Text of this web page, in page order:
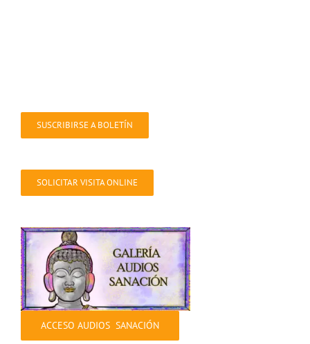
SUSCRIBIRSE A BOLETÍN
SOLICITAR VISITA ONLINE
ACCESO AUDIOS SANACIÓN